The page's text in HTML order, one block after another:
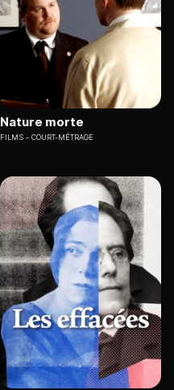
Nature morte
FILMS COURT-MÉTRAGE